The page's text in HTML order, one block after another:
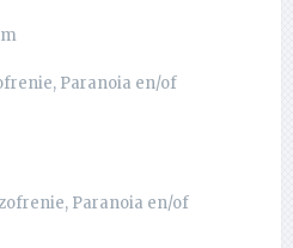
Paranoia en/of
Paranoia en/of